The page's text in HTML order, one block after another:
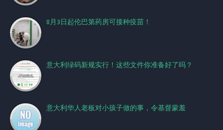
8月3日起伦巴第药房可接种疫苗！
意大利绿码新规实行！这些文件你准备好了吗？
意大利华人老板对小孩子做的事，令基督蒙羞